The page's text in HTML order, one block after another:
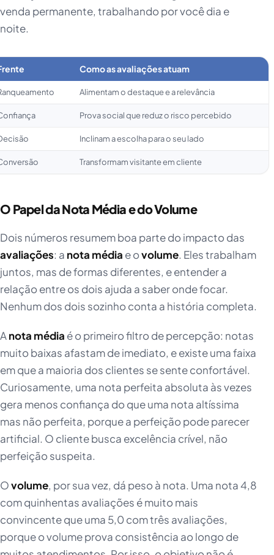
venda permanente, trabalhando por você dia e
noite.
Como as avaliações atuam
Alimentam o destaque e a relevância
Prova social que reduz o risco percebido
Inclinam a escolha para o seu lado
Transformam visitante em cliente
O Papel da Nota Média e do Volume
Dois números resumem boa parte do impacto das
avaliações: a nota média e ovolume. Eles trabalham
juntos, mas de formas diferentes, e entender a
relação entre os dois ajuda a saber onde focar.
Nenhum dos dois sozinho conta a história completa.
Anota média é o primeiro filtro de percepção: notas
muito baixas afastam de imediato, e existe uma faixa
em que a maioria dos clientes se sente confortável.
Curiosamente, uma nota perfeita absoluta às vezes
gera menos confiança do que uma nota altíssima
mas não perfeita, porque a perfeição pode parecer
artificial. O cliente busca excelência crível, não
perfeição suspeita.
Ovolume, por sua vez, dá peso à nota. Uma nota 4,8
com quinhentas avaliações é muito mais
convincente que uma 5,0 com três avaliações,
porque o volume prova consistência ao longo de